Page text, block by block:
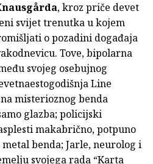
, kroz priče devet
svijet trenutka u kojem
o pozadini događaja
Tove, bipolarna
svojeg osebujnog
Line
misterioznog benda
glazba; policijski
makabrično, potpuno
benda; Jarle, neurolog i
svojega rada “Karta